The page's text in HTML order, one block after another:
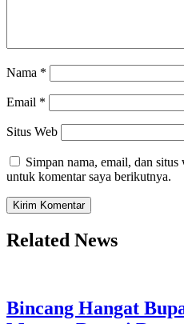
Nama *
Email *
Situs Web
Simpan nama, email, dan
untuk komentar saya berikutnya.
Related News
Bincang Hangat